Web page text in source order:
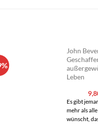
John
Leben
Es gibt
mehr als alle
wünscht,